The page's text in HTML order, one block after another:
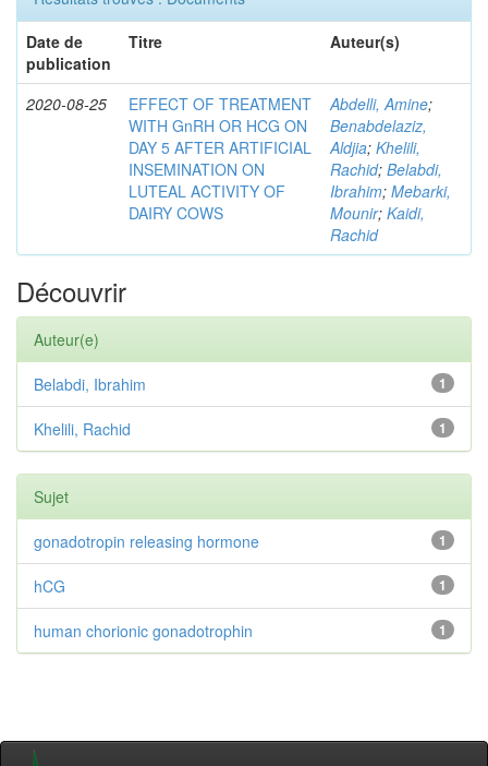
Date de
publication
Titre Auteur(s)
2020-08-25
EFFECT OF TREATMENT
WITH GnRH OR HCG ON
DAY 5 AFTER ARTIFICIAL
INSEMINATION ON
LUTEAL ACTIVITY OF
DAIRY COWS
Abdelli, Amine;
Benabdelaziz,
Aldjia; Khelili,
Rachid; Belabdi,
Ibrahim; Mebarki,
Mounir; Kaidi,
Rachid
Découvrir
Auteur(e)
1
Belabdi, Ibrahim
1
Khelili, Rachid
Sujet
1
gonadotropin releasing hormone
1
hCG
1
human chorionic gonadotrophin